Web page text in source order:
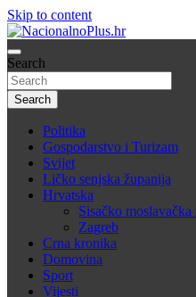
Skip to content
NacionalnoPlus.hr
Nacija želi znati više
Search
Search
Politika
Gospodarstvo i Turizam
Svijet
Ličko senjska županija
Hrvatska
Sisačko moslavačka
Zagreb
Crna kronika
Domovina
Sport
Vijesti